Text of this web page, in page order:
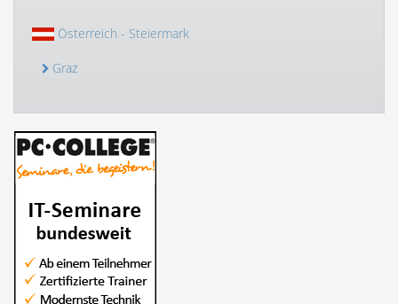
Österreich - Steiermark
Graz